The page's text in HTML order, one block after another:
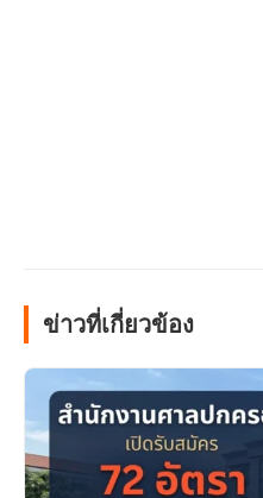
ข่าวที่เกี่ยวข้อง